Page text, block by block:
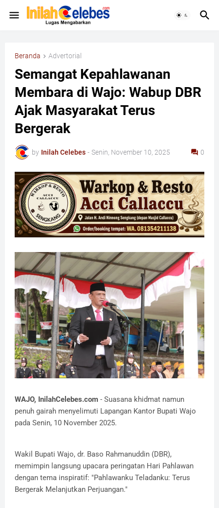
Beranda Advertorial
​Semangat Kepahlawanan
Membara di Wajo: Wabup DBR
Ajak Masyarakat Terus
Bergerak
by Inilah Celebes - Senin, November 10, 2025 0
​WAJO, InilahCelebes.com - Suasana khidmat namun
penuh gairah menyelimuti Lapangan Kantor Bupati Wajo
pada Senin, 10 November 2025.
Wakil Bupati Wajo, dr. Baso Rahmanuddin (DBR),
memimpin langsung upacara peringatan Hari Pahlawan
dengan tema inspiratif: "Pahlawanku Teladanku: Terus
Bergerak Melanjutkan Perjuangan."